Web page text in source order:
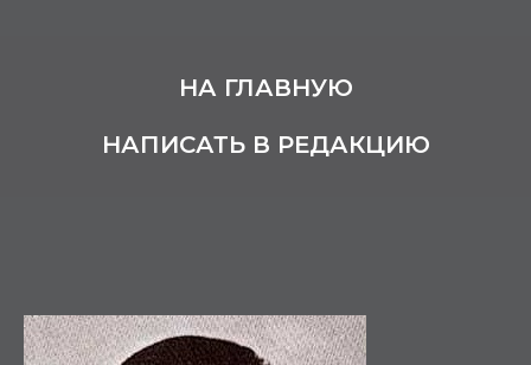
НА ГЛАВНУЮ
НАПИСАТЬ В РЕДАКЦИЮ